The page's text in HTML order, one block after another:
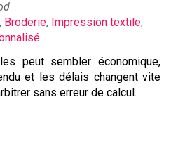
, Broderie, Impression textile,
peut sembler économique,
et les délais changent vite
sans erreur de calcul.